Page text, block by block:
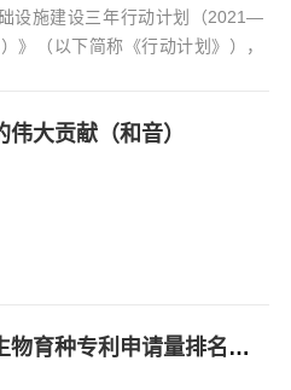
设施建设三年行动计划（2021—
》（以下简称《行动计划》），
...大贡献（和音）
国家知识产权局：我国生物育种专利申请量排名全球第一